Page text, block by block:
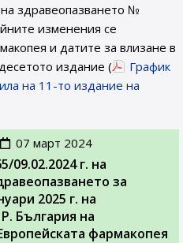
здравеопазването №
изменения се
и датите за влизане в
издание (
График
на 11-то издание на
07 март 2024
09.02.2024 г. на
за
2025 г. на
България на
фармакопея